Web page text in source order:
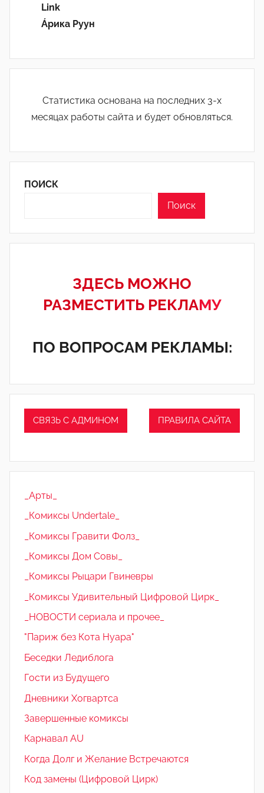
Link
Áрика Руун
Статистика основана на последних 3-х
месяцах работы сайта и будет обновляться.
ПОИСК
Поиск
ЗДЕСЬ МОЖНО
РАЗМЕСТИТЬ РЕКЛАМУ
ПО ВОПРОСАМ РЕКЛАМЫ:
СВЯЗЬ С АДМИНОМ ПРАВИЛА САЙТА
_Арты_
_Комиксы Undertale_
_Комиксы Гравити Фолз_
_Комиксы Дом Совы_
_Комиксы Рыцари Гвиневры
_Комиксы Удивительный Цифровой Цирк_
_НОВОСТИ сериала и прочее_
"Париж без Кота Нуара"
Беседки Ледиблога
Гости из Будущего
Дневники Хогвартса
Завершенные комиксы
Карнавал AU
Когда Долг и Желание Встречаются
Код замены (Цифровой Цирк)